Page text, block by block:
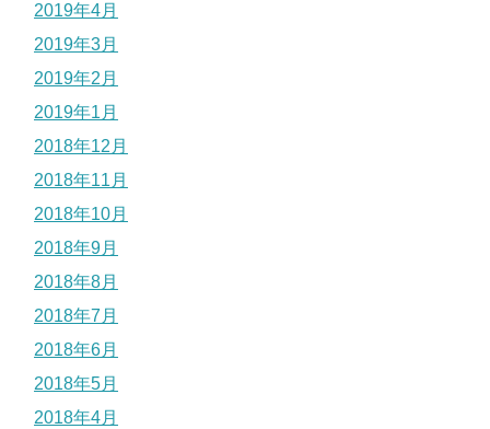
2019年4月
2019年3月
2019年2月
2019年1月
2018年12月
2018年11月
2018年10月
2018年9月
2018年8月
2018年7月
2018年6月
2018年5月
2018年4月